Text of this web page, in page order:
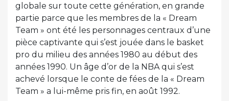
globale sur toute cette génération, en grande
partie parce que les membres de la « Dream
Team » ont été les personnages centraux d’une
pièce captivante qui s’est jouée dans le basket
pro du milieu des années 1980 au début des
années 1990. Un âge d’or de la NBA qui s’est
achevé lorsque le conte de fées de la « Dream
Team » a lui-même pris fin, en août 1992.